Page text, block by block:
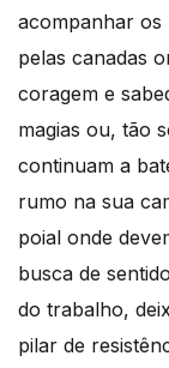
acompanhar os
pelas canadas
coragem e
magias ou, tão
continuam a
rumo na sua
poial onde
busca de
do trabalho,
pilar de